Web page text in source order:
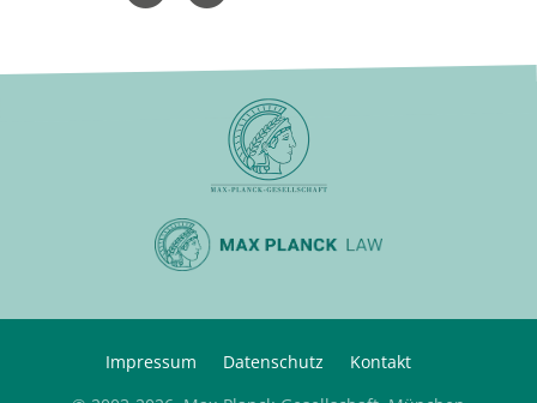
Impressum Datenschutz
Kontakt